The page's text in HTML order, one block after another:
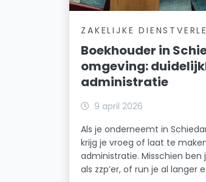
ZAKELIJKE
Boekhouder in
omgeving:
administratie
9 april 2026
Als je onderneemt in
krijg je vroeg of laat te
administratie. Misschien
als zzp’er, of run je al langer